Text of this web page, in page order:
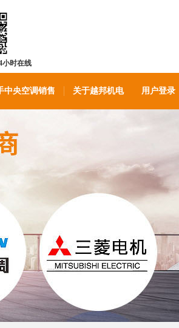
小时在线
中央空调销售 关于越邦机电 用户登录